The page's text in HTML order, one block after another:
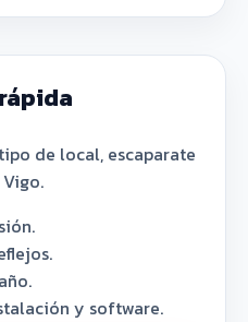
de local, escaparate
y software.